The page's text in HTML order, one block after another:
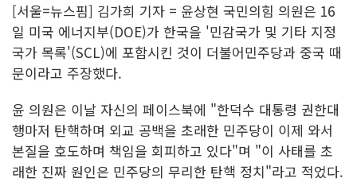
[서울=뉴스핌] 김가희 기자 = 윤상현 국민의힘 의원은 16
일 미국 에너지부(DOE)가 한국을 '민감국가 및 기타 지정
국가 목록'(SCL)에 포함시킨 것이 더불어민주당과 중국 때
문이라고 주장했다.
윤 의원은 이날 자신의 페이스북에 "한덕수 대통령 권한대
행마저 탄핵하며 외교 공백을 초래한 민주당이 이제 와서
본질을 호도하며 책임을 회피하고 있다"며 "이 사태를 초
래한 진짜 원인은 민주당의 무리한 탄핵 정치"라고 적었다.